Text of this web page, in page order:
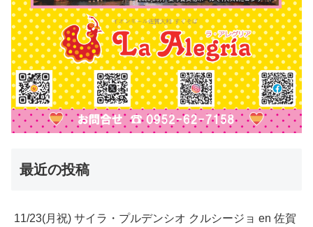
最近の投稿
11/23(月祝) サイラ・プルデンシオ クルシージョ en 佐賀